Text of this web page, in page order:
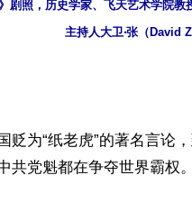
剧照，历史学家、飞天艺术学院
主持人大卫‧张（David
贬为“纸老虎”的著名言论
共党魁都在争夺世界霸权。